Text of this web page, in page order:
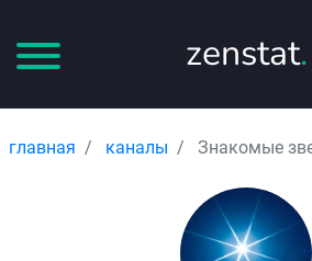
zenstat.
главная каналы Знакомые